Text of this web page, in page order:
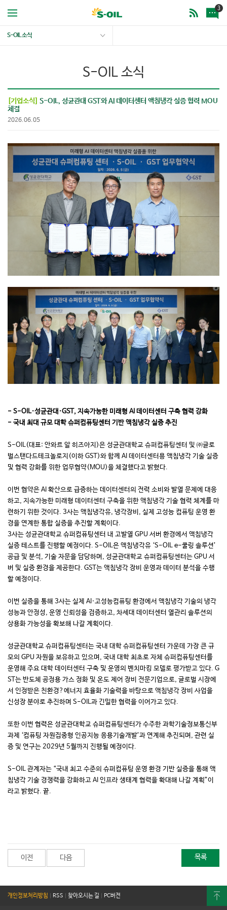
3
S-OIL 소식
S-OIL 소식
[기업소식] S-OIL, 성균관대 GST와 AI 데이터센터 액침냉각 실증 협력 MOU
체결
2026.06.05
- S-OIL·성균관대·GST, 지속가능한 미래형 AI 데이터센터 구축 협력 강화
- 국내 최대 규모 대학 슈퍼컴퓨팅센터 기반 액침냉각 실증 추진
S-OIL(대표: 안와르 알 히즈아지)은 성균관대학교 슈퍼컴퓨팅센터 및 ㈜글로
벌스탠다드테크놀로지(이하 GST)와 함께 AI 데이터센터용 액침냉각 기술 실증
및 협력 강화를 위한 업무협약(MOU)을 체결했다고 밝혔다.
이번 협약은 AI 확산으로 급증하는 데이터센터의 전력 소비와 발열 문제에 대응
하고, 지속가능한 미래형 데이터센터 구축을 위한 액침냉각 기술 협력 체계를 마
련하기 위한 것이다. 3사는 액침냉각유, 냉각장비, 실제 고성능 컴퓨팅 운영 환
경을 연계한 통합 실증을 추진할 계획이다.
3사는 성균관대학교 슈퍼컴퓨팅센터 내 고발열 GPU 서버 환경에서 액침냉각
실증 테스트를 진행할 예정이다. S-OIL은 액침냉각유 ‘S-OIL e-쿨링 솔루션’
공급 및 분석, 기술 자문을 담당하며, 성균관대학교 슈퍼컴퓨팅센터는 GPU 서
버 및 실증 환경을 제공한다. GST는 액침냉각 장비 운영과 데이터 분석을 수행
할 예정이다.
이번 실증을 통해 3사는 실제 AI·고성능컴퓨팅 환경에서 액침냉각 기술의 냉각
성능과 안정성, 운영 신뢰성을 검증하고, 차세대 데이터센터 열관리 솔루션의
상용화 가능성을 확보해 나갈 계획이다.
성균관대학교 슈퍼컴퓨팅센터는 국내 대학 슈퍼컴퓨팅센터 가운데 가장 큰 규
모의 GPU 자원을 보유하고 있으며, 국내 대학 최초로 자체 슈퍼컴퓨팅센터를
운영해 주요 대학 데이터센터 구축 및 운영의 벤치마킹 모델로 평가받고 있다. G
ST는 반도체 공정용 가스 정화 및 온도 제어 장비 전문기업으로, 글로벌 시장에
서 인정받은 친환경?에너지 효율화 기술력을 바탕으로 액침냉각 장비 사업을
신성장 분야로 추진하며 S-OIL과 긴밀한 협력을 이어가고 있다.
또한 이번 협력은 성균관대학교 슈퍼컴퓨팅센터가 수주한 과학기술정보통신부
과제 ‘컴퓨팅 자원집중형 인공지능 응용기술개발’과 연계해 추진되며, 관련 실
증 및 연구는 2029년 5월까지 진행될 예정이다.
S-OIL 관계자는 “국내 최고 수준의 슈퍼컴퓨팅 운영 환경 기반 실증을 통해 액
침냉각 기술 경쟁력을 강화하고 AI 인프라 생태계 협력을 확대해 나갈 계획”이
라고 밝혔다. 끝.
이전 다음 목록
개인정보처리방침 RSS 찾아오시는 길 PC버전